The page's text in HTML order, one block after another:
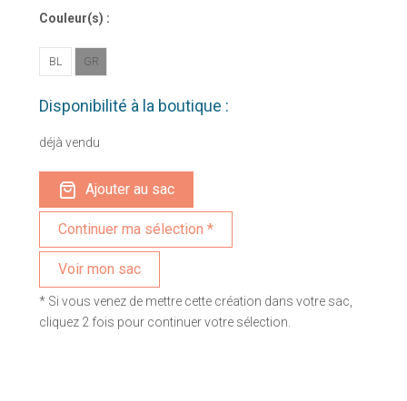
Couleur(s) :
BL GR
Disponibilité à la boutique :
déjà vendu
Ajouter au sac
Voir mon sac
* Si vous venez de mettre cette création dans votre sac,
cliquez 2 fois pour continuer votre sélection.